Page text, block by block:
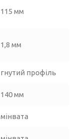
115 мм
1,8 мм
гнутий профіль
140 мм
мінвата